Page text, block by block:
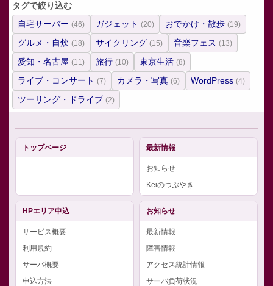
タグで絞り込む
自宅サーバー (46) ガジェット (20) おでかけ・散歩 (19)
グルメ・自炊 (18) サイクリング (15) 音楽フェス (13)
愛知・名古屋 (11) 旅行 (10) 東京生活 (8)
ライブ・コンサート (7) カメラ・写真 (6) WordPress (4)
ツーリング・ドライブ (2)
トップページ 最新情報
お知らせ
Keiのつぶやき
HPエリア申込
サービス概要
利用規約
サーバ概要
申込方法
お知らせ
最新情報
障害情報
アクセス統計情報
サーバ負荷状況